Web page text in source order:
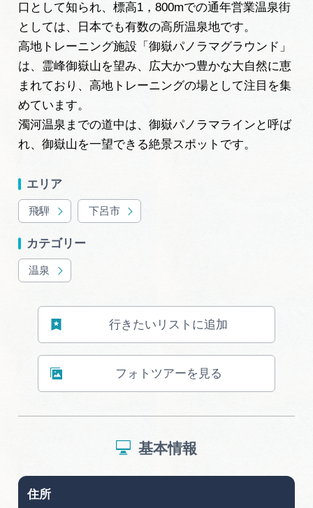
お問い合わせ
運営組織
広告掲載
サイトポリシー
口として知られ、標高1，800mでの通年営業温泉街
としては、日本でも有数の高所温泉地です。
高地トレーニング施設「御嶽パノラマグラウンド」
は、霊峰御嶽山を望み、広大かつ豊かな大自然に恵
まれており、高地トレーニングの場として注目を集
めています。
濁河温泉までの道中は、御嶽パノラマラインと呼ば
れ、御嶽山を一望できる絶景スポットです。
エリア
飛騨 下呂市
カテゴリー
温泉
行きたいリストに追加
フォトツアーを見る
基本情報
住所